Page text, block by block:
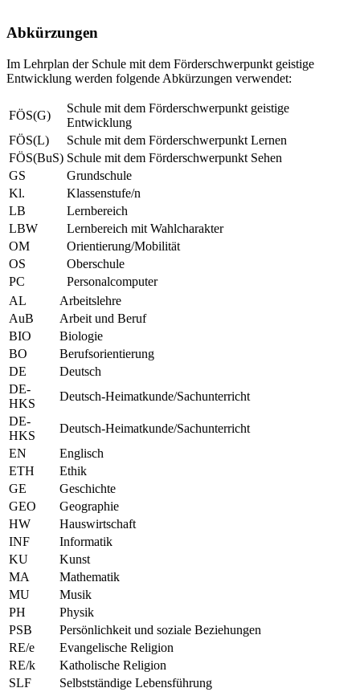
Abkürzungen
Im Lehrplan der Schule mit dem Förderschwerpunkt geistige
Entwicklung werden folgende Abkürzungen verwendet:
FÖS(G)
Schule mit dem Förderschwerpunkt geistige
Entwicklung
FÖS(L)
Schule mit dem Förderschwerpunkt Lernen
FÖS(BuS) Schule mit dem Förderschwerpunkt Sehen
GS
Grundschule
Kl.
Klassenstufe/n
LB
Lernbereich
LBW
Lernbereich mit Wahlcharakter
OM
Orientierung/Mobilität
OS
Oberschule
PC
Personalcomputer
AL
Arbeitslehre
AuB
Arbeit und Beruf
BIO
Biologie
BO
Berufsorientierung
DE
Deutsch
DE-
HKS
Deutsch-Heimatkunde/Sachunterricht
DE-
HKS
Deutsch-Heimatkunde/Sachunterricht
EN
Englisch
ETH
Ethik
GE
Geschichte
GEO
Geographie
HW
Hauswirtschaft
INF
Informatik
KU
Kunst
MA
Mathematik
MU
Musik
PH
Physik
PSB
Persönlichkeit und soziale Beziehungen
RE/e
Evangelische Religion
RE/k
Katholische Religion
SLF
Selbstständige Lebensführung